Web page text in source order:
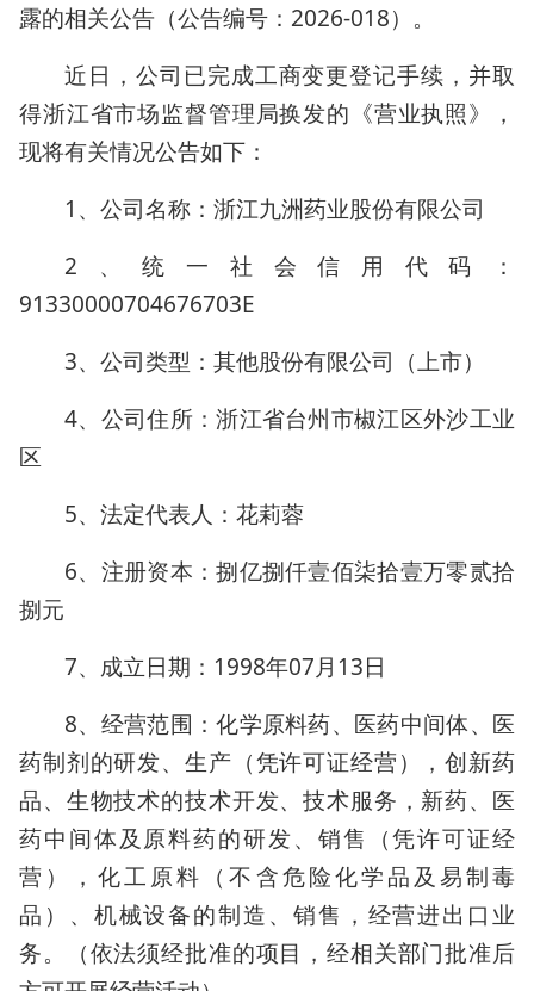
露的相关公告（公告编号：2026-018）。
近日，公司已完成工商变更登记手续，并取
得浙江省市场监督管理局换发的《营业执照》，
现将有关情况公告如下：
1、公司名称：浙江九洲药业股份有限公司
2、统一社会信用代码：
91330000704676703E
3、公司类型：其他股份有限公司（上市）
4、公司住所：浙江省台州市椒江区外沙工业
区
5、法定代表人：花莉蓉
6、注册资本：捌亿捌仟壹佰柒拾壹万零贰拾
捌元
7、成立日期：1998年07月13日
8、经营范围：化学原料药、医药中间体、医
药制剂的研发、生产（凭许可证经营），创新药
品、生物技术的技术开发、技术服务，新药、医
药中间体及原料药的研发、销售（凭许可证经
营），化工原料（不含危险化学品及易制毒
品）、机械设备的制造、销售，经营进出口业
务。（依法须经批准的项目，经相关部门批准后